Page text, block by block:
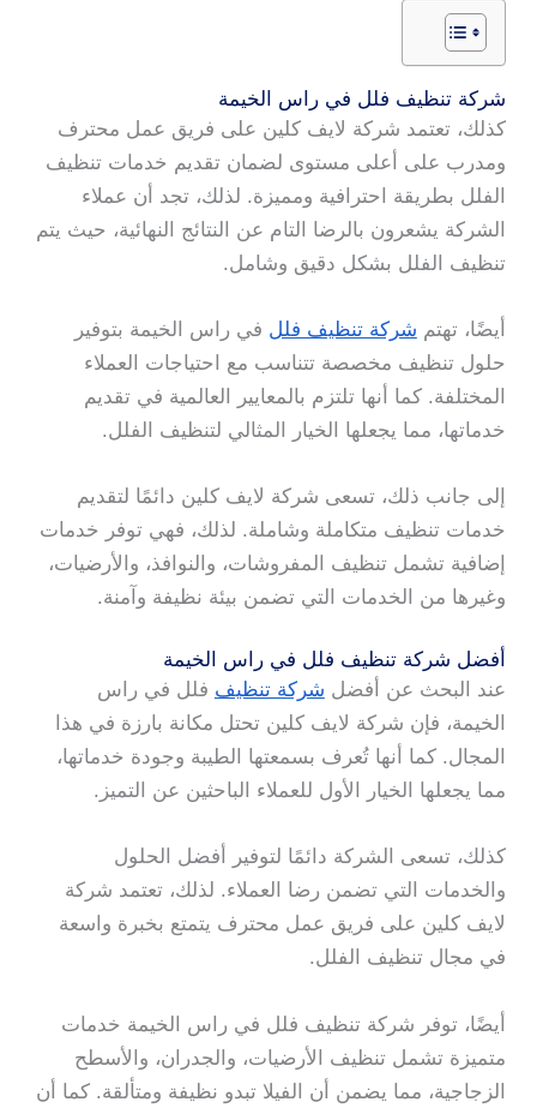
شركة تنظيف فلل في راس الخيمة
كذلك، تعتمد شركة لايف كلين على فريق عمل محترف
ومدرب على أعلى مستوى لضمان تقديم خدمات تنظيف
الفلل بطريقة احترافية ومميزة. لذلك، تجد أن عملاء
الشركة يشعرون بالرضا التام عن النتائج النهائية، حيث يتم
تنظيف الفلل بشكل دقيق وشامل.
أيضًا، تهتم شركة تنظيف فلل في راس الخيمة بتوفير
حلول تنظيف مخصصة تتناسب مع احتياجات العملاء
المختلفة. كما أنها تلتزم بالمعايير العالمية في تقديم
خدماتها، مما يجعلها الخيار المثالي لتنظيف الفلل.
إلى جانب ذلك، تسعى شركة لايف كلين دائمًا لتقديم
خدمات تنظيف متكاملة وشاملة. لذلك، فهي توفر خدمات
إضافية تشمل تنظيف المفروشات، والنوافذ، والأرضيات،
وغيرها من الخدمات التي تضمن بيئة نظيفة وآمنة.
أفضل شركة تنظيف فلل في راس الخيمة
عند البحث عن أفضل شركة تنظيف فلل في راس
الخيمة، فإن شركة لايف كلين تحتل مكانة بارزة في هذا
المجال. كما أنها تُعرف بسمعتها الطيبة وجودة خدماتها،
مما يجعلها الخيار الأول للعملاء الباحثين عن التميز.
كذلك، تسعى الشركة دائمًا لتوفير أفضل الحلول
والخدمات التي تضمن رضا العملاء. لذلك، تعتمد شركة
لايف كلين على فريق عمل محترف يتمتع بخبرة واسعة
في مجال تنظيف الفلل.
أيضًا، توفر شركة تنظيف فلل في راس الخيمة خدمات
متميزة تشمل تنظيف الأرضيات، والجدران، والأسطح
الزجاجية، مما يضمن أن الفيلا تبدو نظيفة ومتألقة. كما أن